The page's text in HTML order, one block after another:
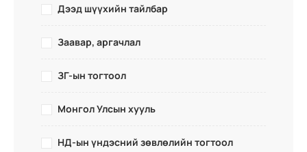
Дээд шүүхийн тайлбар
Заавар, аргачлал
ЗГ-ын тогтоол
Монгол Улсын хууль
НД-ын үндэсний зөвлөлийн тогтоол